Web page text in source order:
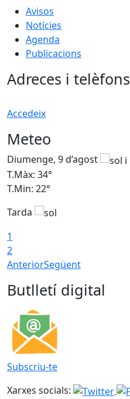
Avisos
Notícies
Agenda
Publicacions
Adreces i telèfons
Accedeix
Meteo
Diumenge, 9 d’agost
T.Màx: 34°
T.Min: 22°
Tarda
1
2
AnteriorSegüent
Butlletí digital
Subscriu-te
Xarxes socials: